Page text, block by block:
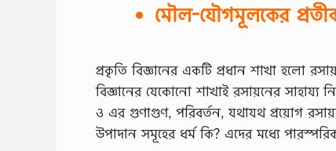
মৌল-যৌগমূলকের
প্রকৃতি বিজ্ঞানের একটি প্রধান শাখা হলো
বিজ্ঞানের যেকোনো শাখাই রসায়নের সাহায্য
ও এর গুণাগুণ, পরিবর্তন, যথাযথ প্রয়োগ
উপাদান সমূহের ধর্ম কি? এদের মধ্যে